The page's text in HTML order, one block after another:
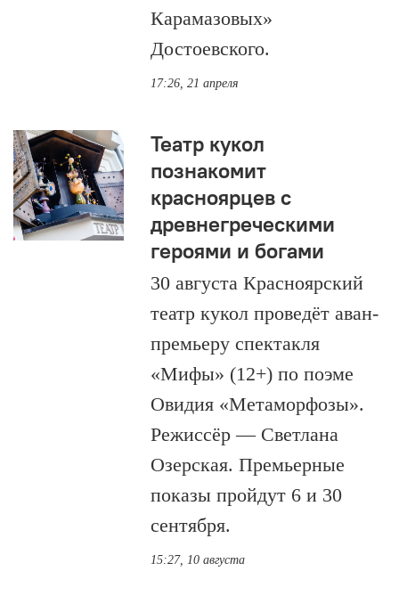
Карамазовых»
Достоевского.
17:26, 21 апреля
Театр кукол
познакомит
красноярцев с
древнегреческими
героями и богами
30 августа Красноярский
театр кукол проведёт аван-
премьеру спектакля
«Мифы» (12+) по поэме
Овидия «Метаморфозы».
Режиссёр — Светлана
Озерская. Премьерные
показы пройдут 6 и 30
сентября.
15:27, 10 августа